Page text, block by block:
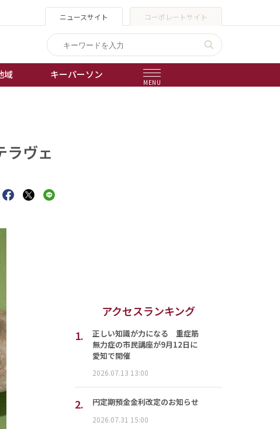
ニュースサイト コーポレートサイト
域 キーパーソン
MENU
ヴェ
アクセスランキング
1.
正しい知識が力になる 重症筋
無力症の市民講座が9月12日に
愛知で開催
2026.07.13 13:00
2. 円定期預金金利改定のお知らせ
2026.07.31 15:00